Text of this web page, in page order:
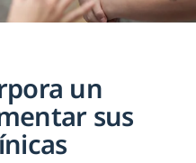
un
sus